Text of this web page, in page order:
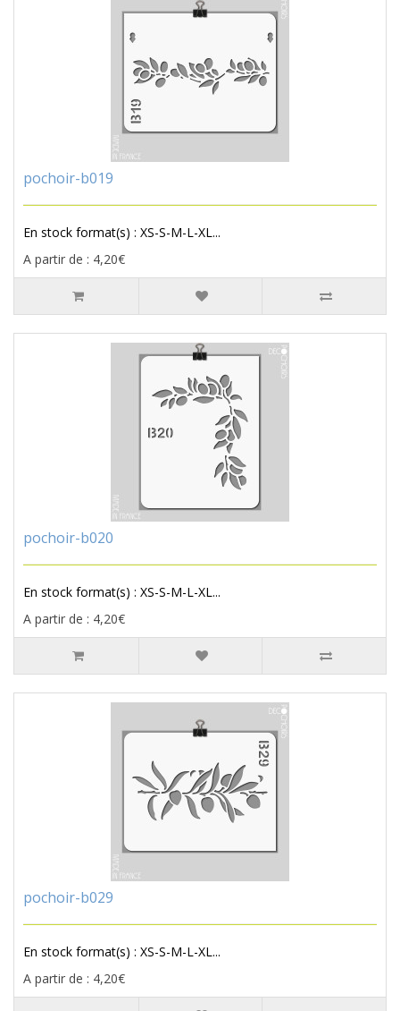
pochoir-b019
En stock format(s) : XS-S-M-L-XL...
A partir de : 4,20€
pochoir-b020
En stock format(s) : XS-S-M-L-XL...
A partir de : 4,20€
pochoir-b029
En stock format(s) : XS-S-M-L-XL...
A partir de : 4,20€